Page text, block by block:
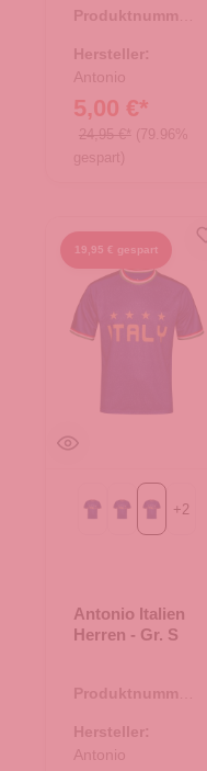
Produktnummer:
Hersteller:
Antonio
5,00 €*
24,95 €* (79.96%
gespart)
19,95 € gespart
Gr. LGr. MGr. S
+2
Antonio Italien
Herren - Gr. S
Produktnummer:
Hersteller:
Antonio